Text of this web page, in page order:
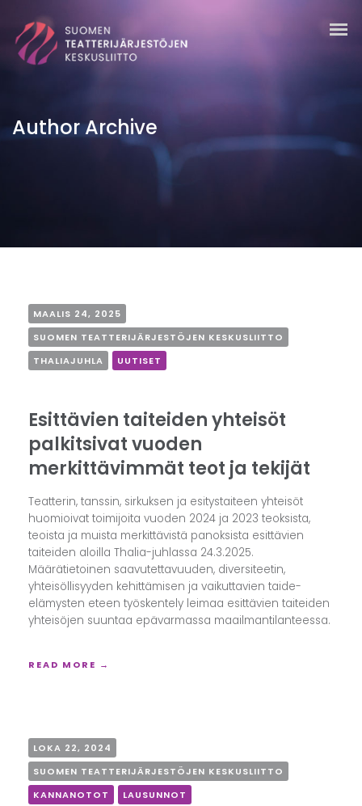
Author Archive
MAALIS 24, 2025
SUOMEN TEATTERIJÄRJESTÖJEN KESKUSLIITTO
THALIAJUHLA
UUTISET
Esittävien taiteiden yhteisöt
palkitsivat vuoden
merkittävimmät teot ja tekijät
Teatterin, tanssin, sirkuksen ja esitystaiteen yhteisöt
huomioivat toimijoita vuoden 2024 ja 2023 teoksista,
teoista ja muista merkittävistä panoksista esittävien
taiteiden aloilla Thalia-juhlassa 24.3.2025.
Määrätietoinen saavutettavuuden, diversiteetin,
yhteisöllisyyden kehittämisen ja vaikuttavien taide-
elämysten eteen työskentely leimaa esittävien taiteiden
yhteisöjen suuntaa epävarmassa maailmantilanteessa.
READ MORE →
LOKA 22, 2024
SUOMEN TEATTERIJÄRJESTÖJEN KESKUSLIITTO
KANNANOTOT
LAUSUNNOT